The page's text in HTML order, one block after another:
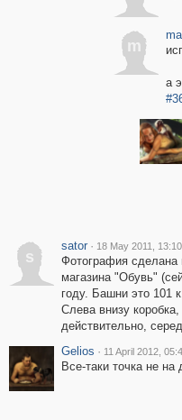
m
а
s
sator · 18 May 2011, 13:10
Фотография сделана
магазина "Обувь"
году. Башни это 101
Слева внизу
действительно,
Gelios · 11 April 2012,
Все-таки точка не